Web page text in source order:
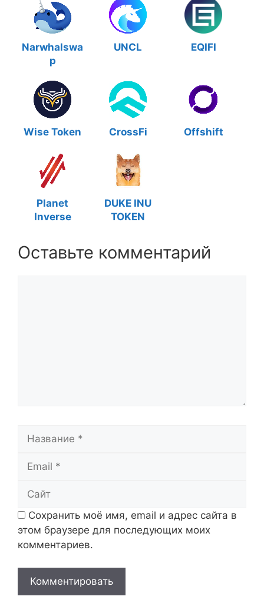
Narwhalswa
p
UNCL EQIFI
Wise Token CrossFi Offshift
Planet
Inverse
DUKE INU
TOKEN
Оставьте комментарий
Название
Email
Сайт
Сохранить моё имя, email и адрес сайта в
этом браузере для последующих моих
комментариев.